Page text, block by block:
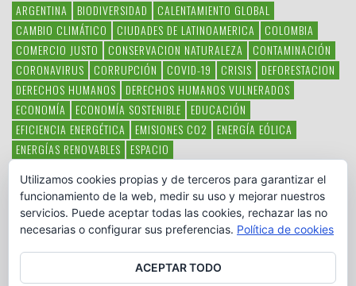
ARGENTINA BIODIVERSIDAD
CALENTAMIENTO GLOBAL
CAMBIO CLIMÁTICO
CIUDADES DE LATINOAMERICA
COLOMBIA
COMERCIO JUSTO
CONSERVACION NATURALEZA
CONTAMINACIÓN
CORONAVIRUS
CORRUPCIÓN COVID-19 CRISIS
DEFORESTACION
DERECHOS HUMANOS
DERECHOS HUMANOS VULNERADOS
ECONOMÍA
ECONOMÍA SOSTENIBLE
EDUCACIÓN
EFICIENCIA ENERGÉTICA
EMISIONES CO2
ENERGÍA EÓLICA
ENERGÍAS RENOVABLES
ESPACIO
HAMBRE LATINOAMÉRICA MEDIO AMBIENTE
MÉXICO
OBJETIVOS DEL MILENIO
ONGS PAZ POBREZA POESÍA
POLITICA
PUEBLOS INDÍGENAS RSC RSE
SOBERANÍA ALIMENTARIA
SOLIDARIDAD SOSTENIBILIDAD TECNOLOGÍA VERTIDO PETROLEO
Utilizamos cookies propias y de terceros para garantizar el
funcionamiento de la web, medir su uso y mejorar nuestros
servicios. Puede aceptar todas las cookies, rechazar las no
necesarias o configurar sus preferencias. Política de cookies
ACEPTAR TODO